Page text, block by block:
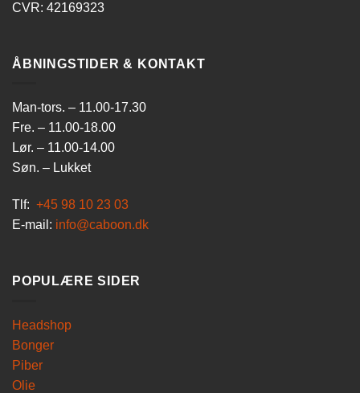
CVR: 42169323
ÅBNINGSTIDER & KONTAKT
Man-tors. – 11.00-17.30
Fre. – 11.00-18.00
Lør. – 11.00-14.00
Søn. – Lukket
Tlf: +45 98 10 23 03
E-mail: info@caboon.dk
POPULÆRE SIDER
Headshop
Bonger
Piber
Olie